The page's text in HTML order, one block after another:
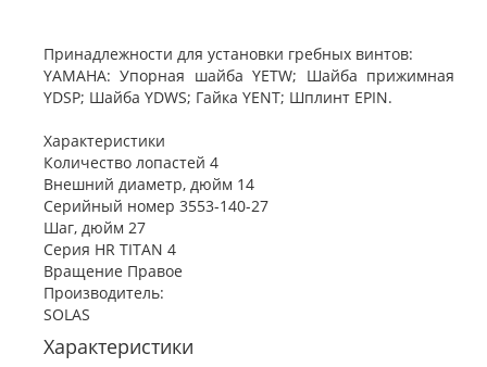
Принадлежности для установки гребных винтов:
YAMAHA: Упорная шайба YETW; Шайба прижимная
YDSP; Шайба YDWS; Гайка YENT; Шплинт EPIN.
Характеристики
Количество лопастей 4
Внешний диаметр, дюйм 14
Серийный номер 3553-140-27
Шаг, дюйм 27
Серия HR TITAN 4
Вращение Правое
Производитель:
SOLAS
Характеристики